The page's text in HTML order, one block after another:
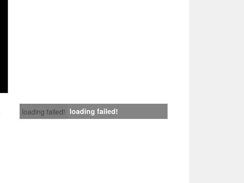
loading failed! loading failed!